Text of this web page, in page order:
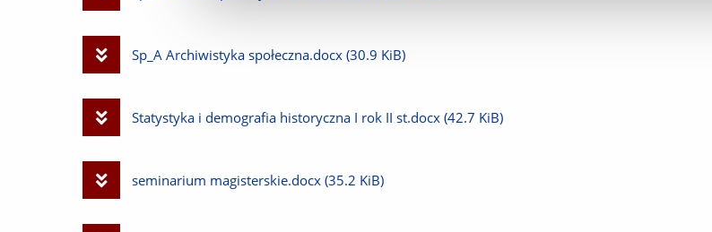
Pobierz
Sp_A Archiwistyka społeczna.docx (30.9 KiB)
Pobierz
Statystyka i demografia historyczna I rok II st.docx (42.7 KiB)
Pobierz
seminarium magisterskie.docx (35.2 KiB)